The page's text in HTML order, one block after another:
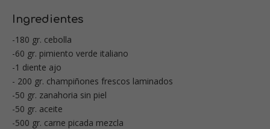
Ingredientes
-180 gr. cebolla
-60 gr. pimiento verde italiano
-1 diente ajo
- 200 gr. champiñones frescos laminados
-50 gr. zanahoria sin piel
-50 gr. aceite
-500 gr. carne picada mezcla